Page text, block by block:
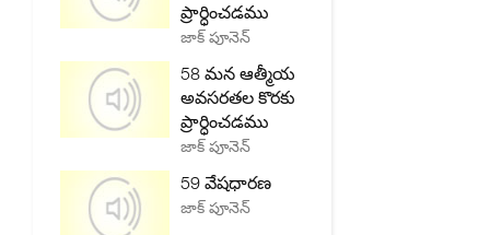
ప్రార్ధించడము
జాక్ పూనెన్
58 మన ఆత్మీయ
అవసరతల కొరకు
ప్రార్ధించడము
జాక్ పూనెన్
59 వేషధారణ
జాక్ పూనెన్